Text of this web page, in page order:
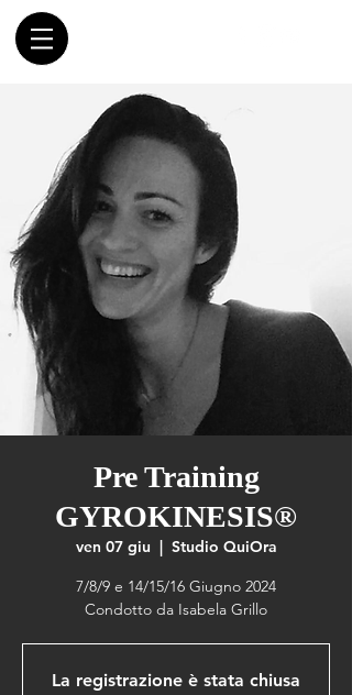
Pre Training
GYROKINESIS®
ven 07 giu
  |
Studio QuiOra
7/8/9 e 14/15/16 Giugno 2024
Condotto da Isabela Grillo
La registrazione è stata chiusa